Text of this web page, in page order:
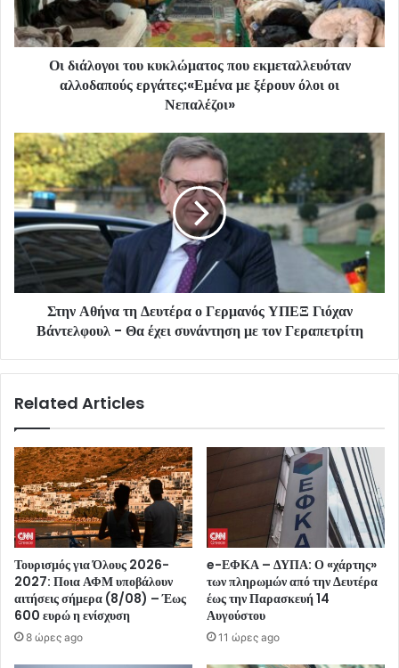
Οι διάλογοι του κυκλώματος που εκμεταλλευόταν
αλλοδαπούς εργάτες:«Εμένα με ξέρουν όλοι οι
Νεπαλέζοι»
Στην Αθήνα τη Δευτέρα ο Γερμανός ΥΠΕΞ Γιόχαν
Βάντελφουλ - Θα έχει συνάντηση με τον Γεραπετρίτη
Related Articles
Τουρισμός για Όλους 2026-
2027: Ποια ΑΦΜ υποβάλουν
αιτήσεις σήμερα (8/08) – Έως
600 ευρώ η ενίσχυση
8 ώρες ago
e-ΕΦΚΑ – ΔΥΠΑ: Ο «χάρτης»
των πληρωμών από την Δευτέρα
έως την Παρασκευή 14
Αυγούστου
11 ώρες ago